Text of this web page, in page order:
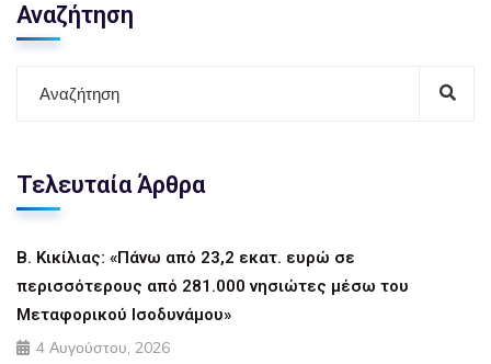
Αναζήτηση
Τελευταία Άρθρα
Β. Κικίλιας: «Πάνω από 23,2 εκατ. ευρώ σε
περισσότερους από 281.000 νησιώτες μέσω του
Μεταφορικού Ισοδυνάμου»
4 Αυγούστου, 2026